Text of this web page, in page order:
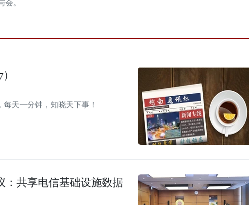
会。
天一分钟，知晓天下事！
：共享电信基础设施数据